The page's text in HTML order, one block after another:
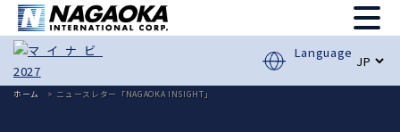
Language
ホーム ニュースレター「NAGAOKA INSIGHT」